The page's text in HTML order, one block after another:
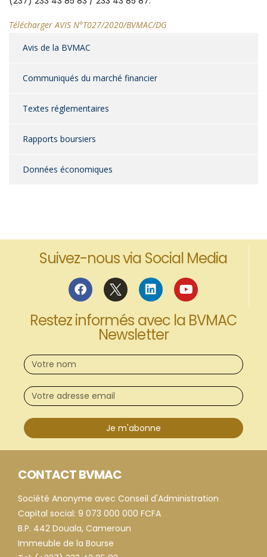
Télécharger AVIS N°T027/2020/BVMAC/DG
Avis de la BVMAC
Communiqués du marché financier
Textes réglementaires
Rapports boursiers
Données économiques
Suivez-nous via Social Media
Restez informés avec la BVMAC
Newsletter
Je m'abonne
CONTACT BVMAC
Société Anonyme avec Conseil d'Administration
Capital social: 9 073 000 000 FCFA
B.P. 442 Douala, Cameroun
Immeuble de la Bourse